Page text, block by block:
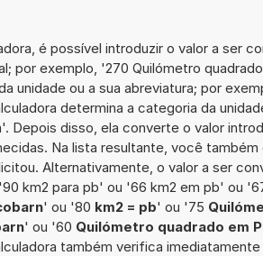
é possível introduzir o valor a ser
por exemplo, '270 Quilómetro
unidade ou a sua abreviatura; por
determina a categoria da
Depois disso, ela converte o valor
Na lista resultante, você
Alternativamente, o valor a ser
km2 para pb' ou '66 km2 em pb' ou
' ou '80 km2 = pb' ou '75
' ou '60 Quilómetro quadrado em
também verifica imediatamente